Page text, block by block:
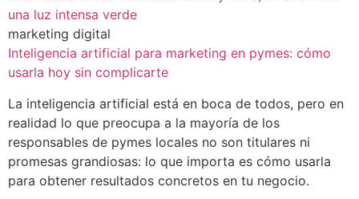
marketing digital
Inteligencia artificial para marketing en pymes: cómo
usarla hoy sin complicarte
La inteligencia artificial está en boca de todos, pero en
realidad lo que preocupa a la mayoría de los
responsables de pymes locales no son titulares ni
promesas grandiosas: lo que importa es cómo usarla
para obtener resultados concretos en tu negocio.